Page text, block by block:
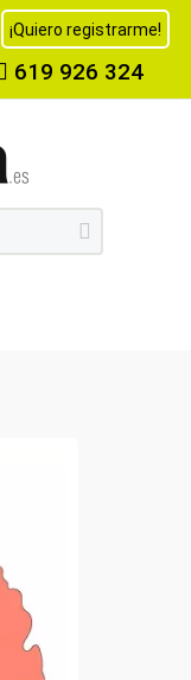
¡Quiero registrarme!
619 926 324